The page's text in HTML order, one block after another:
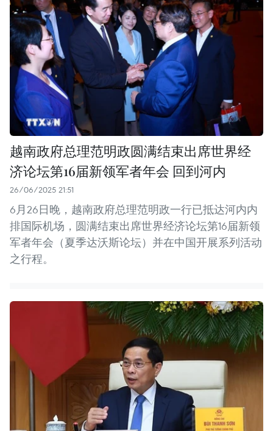
越南政府总理范明政圆满结束出席世界经
济论坛第16届新领军者年会 回到河内
26/06/2025 21:51
6月26日晚，越南政府总理范明政一行已抵达河内内
排国际机场，圆满结束出席世界经济论坛第16届新领
军者年会（夏季达沃斯论坛）并在中国开展系列活动
之行程。